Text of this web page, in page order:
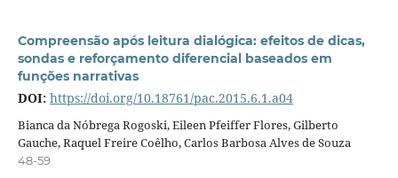
Compreensão após leitura dialógica: efeitos de dicas,
sondas e reforçamento diferencial baseados em
funções narrativas
DOI: https://doi.org/10.18761/pac.2015.6.1.a04
Bianca da Nóbrega Rogoski, Eileen Pfeiffer Flores, Gilberto
Gauche, Raquel Freire Coêlho, Carlos Barbosa Alves de Souza
48-59